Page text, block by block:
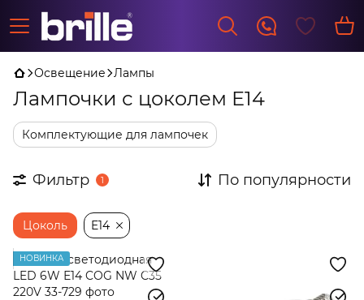
Освещение Лампы
Лампочки с цоколем Е14
Комплектующие для лампочек
Фильтр 1 По популярности
Цоколь E14
НОВИНКА